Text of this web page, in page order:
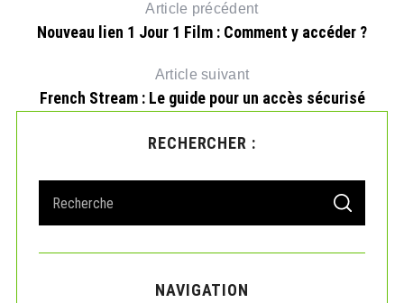
Article précédent
Nouveau lien 1 Jour 1 Film : Comment y accéder ?
Article suivant
French Stream : Le guide pour un accès sécurisé
RECHERCHER :
a
r
S
A
C
NAVIGATION